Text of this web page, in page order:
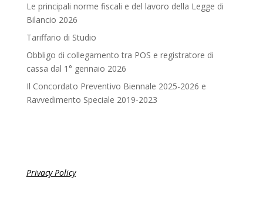
Le principali norme fiscali e del lavoro della Legge di
Bilancio 2026
Tariffario di Studio
Obbligo di collegamento tra POS e registratore di
cassa dal 1° gennaio 2026
Il Concordato Preventivo Biennale 2025-2026 e
Ravvedimento Speciale 2019-2023
Privacy Policy